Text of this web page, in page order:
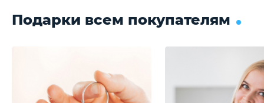
Подарки всем покупателям